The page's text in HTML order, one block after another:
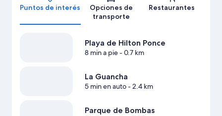
Puntos de interés
Opciones de
transporte
Restaurantes
Playa de Hilton Ponce
8 min a pie- 0.7 km
La Guancha
5 min en auto- 2.4 km
Parque de Bombas